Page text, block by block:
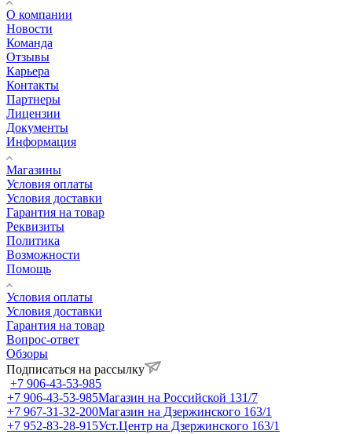
О компании
Новости
Команда
Отзывы
Карьера
Контакты
Партнеры
Лицензии
Документы
Информация
Магазины
Условия оплаты
Условия доставки
Гарантия на товар
Реквизиты
Политика
Возможности
Помощь
Условия оплаты
Условия доставки
Гарантия на товар
Вопрос-ответ
Обзоры
Подписаться на рассылку
+7 906-43-53-985
+7 906-43-53-985Магазин на Российской 131/7
+7 967-31-32-200Магазин на Дзержинского 163/1
+7 952-83-28-915Уст.Центр на Дзержинского 163/1